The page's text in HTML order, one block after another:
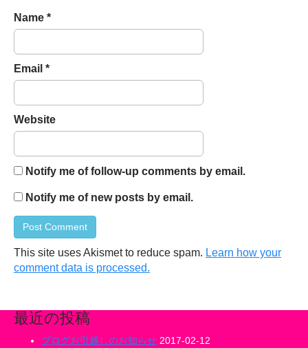
Name *
Email *
Website
Notify me of follow-up comments by email.
Notify me of new posts by email.
This site uses Akismet to reduce spam. Learn how your
comment data is processed.
最近の投稿
ブログお引越しのお知らせ 2017-02-12